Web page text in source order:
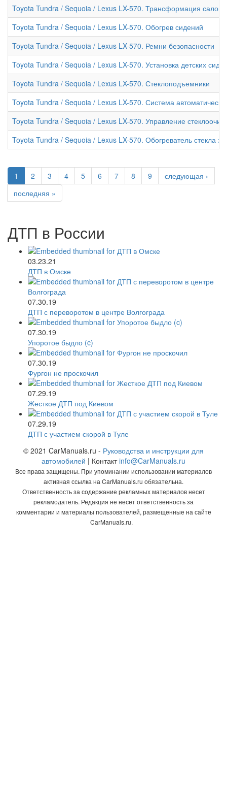
Toyota Tundra / Sequoia / Lexus LX-570. Трансформация салона
Toyota Tundra / Sequoia / Lexus LX-570. Обогрев сидений
Toyota Tundra / Sequoia / Lexus LX-570. Ремни безопасности
Toyota Tundra / Sequoia / Lexus LX-570. Установка детских
Toyota Tundra / Sequoia / Lexus LX-570. Стеклоподъемники
Toyota Tundra / Sequoia / Lexus LX-570. Система
Toyota Tundra / Sequoia / Lexus LX-570. Управление
Toyota Tundra / Sequoia / Lexus LX-570. Обогреватель стекла
1 2 3 4 5 6 7 8 9
следующая ›
последняя »
ДТП в России
03.23.21
ДТП в Омске
07.30.19
ДТП с переворотом в центре Волгограда
07.30.19
Упоротое быдло (c)
07.30.19
Фургон не проскочил
07.29.19
Жесткое ДТП под Киевом
07.29.19
ДТП с участием скорой в Туле
© 2021 CarManuals.ru - Руководства и инструкции для
автомобилей | Контактinfo@CarManuals.ru
Все права защищены. При упоминании использовании материалов
активная ссылка на CarManuals.ru обязательна.
Ответственность за содержание рекламных материалов несет
рекламодатель. Редакция не несет ответственность за
комментарии и материалы пользователей, размещенные на сайте
CarManuals.ru.